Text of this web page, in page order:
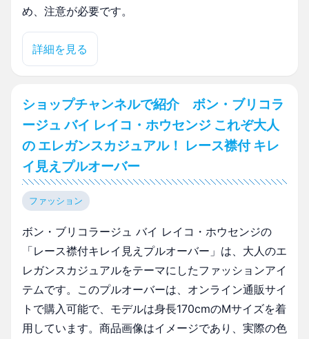
め、注意が必要です。
詳細を見る
ショップチャンネルで紹介 ボン・ブリコラ
ージュ バイ レイコ・ホウセンジ これぞ大人
の エレガンスカジュアル！ レース襟付 キレ
イ見えプルオーバー
ファッション
ボン・ブリコラージュ バイ レイコ・ホウセンジの
「レース襟付キレイ見えプルオーバー」は、大人のエ
レガンスカジュアルをテーマにしたファッションアイ
テムです。このプルオーバーは、オンライン通販サイ
トで購入可能で、モデルは身長170cmのMサイズを着
用しています。商品画像はイメージであり、実際の色